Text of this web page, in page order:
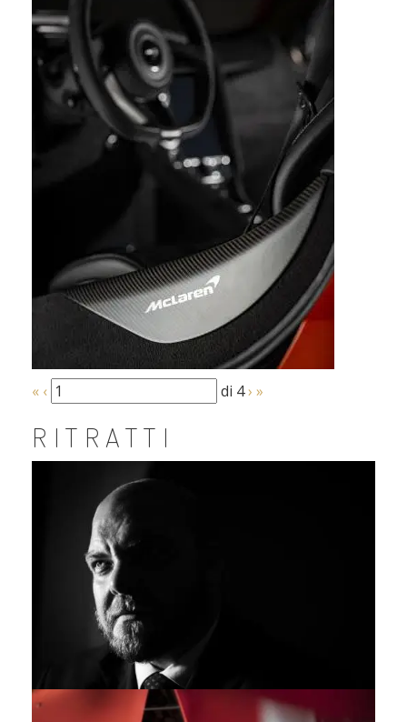
« ‹ di 4› »
RITRATTI